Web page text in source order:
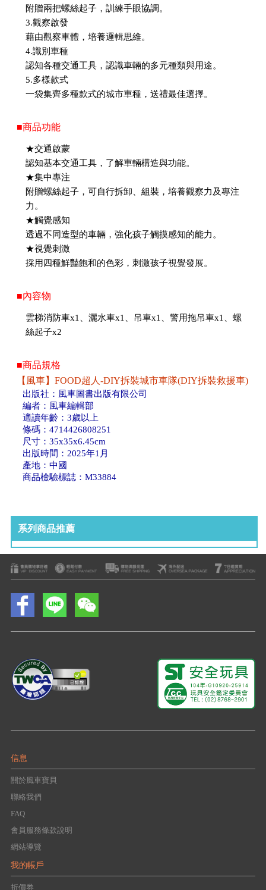
附贈兩把螺絲起子，訓練手眼協調。
3.觀察啟發
藉由觀察車體，培養邏輯思維。
4.識別車種
認知各種交通工具，認識車輛的多元種類與用途。
5.多樣款式
一袋集齊多種款式的城市車種，送禮最佳選擇。
■商品功能
★交通啟蒙
認知基本交通工具，了解車輛構造與功能。
★集中專注
附贈螺絲起子，可自行拆卸、組裝，培養觀察力及專注
力。
★觸覺感知
透過不同造型的車輛，強化孩子觸摸感知的能力。
★視覺刺激
採用四種鮮豔飽和的色彩，刺激孩子視覺發展。
■內容物
雲梯消防車x1、灑水車x1、吊車x1、警用拖吊車x1、螺
絲起子x2
■商品規格
【風車】FOOD超人-DIY拆裝城市車隊(DIY拆裝救援車)
出版社：風車圖書出版有限公司
編者：風車編輯部
適讀年齡：3歲以上
條碼：4714426808251
尺寸：35x35x6.45cm
出版時間：2025年1月
產地：中國
商品檢驗標誌：M33884
系列商品推薦
信息
關於風車寶貝
聯絡我們
FAQ
會員服務條款說明
網站導覽
我的帳戶
折價券